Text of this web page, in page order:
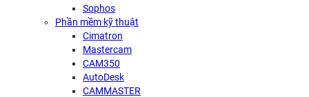
Sophos
Phần mềm kỹ thuật
Cimatron
Mastercam
CAM350
AutoDesk
CAMMASTER